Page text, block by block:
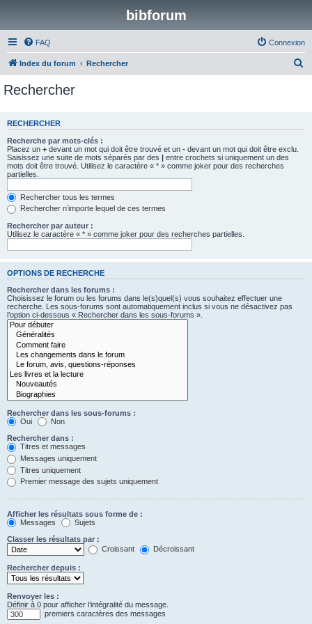
bibforum
FAQ Connexion
Index du forum Rechercher
e
Rechercher
RECHERCHER
Recherche par mots-clés :
Placez un + devant un mot qui doit être trouvé et un - devant un mot qui doit être exclu.
Saisissez une suite de mots séparés par des | entre crochets si uniquement un des
mots doit être trouvé. Utilisez le caractère « * » comme joker pour des recherches
partielles.
Rechercher tous les termes
Rechercher n’importe lequel de ces termes
Rechercher par auteur :
Utilisez le caractère « * » comme joker pour des recherches partielles.
OPTIONS DE RECHERCHE
Rechercher dans les forums :
Choisissez le forum ou les forums dans le(s)quel(s) vous souhaitez effectuer une
recherche. Les sous-forums sont automatiquement inclus si vous ne désactivez pas
l’option ci-dessous « Rechercher dans les sous-forums ».
Rechercher dans les sous-forums :
Oui
Non
Rechercher dans :
Titres et messages
Messages uniquement
Titres uniquement
Premier message des sujets uniquement
Afficher les résultats sous forme de :
Messages
Sujets
Classer les résultats par :
Croissant
Décroissant
Rechercher depuis :
Renvoyer les :
Définir à 0 pour afficher l’intégralité du message.
premiers caractères des messages